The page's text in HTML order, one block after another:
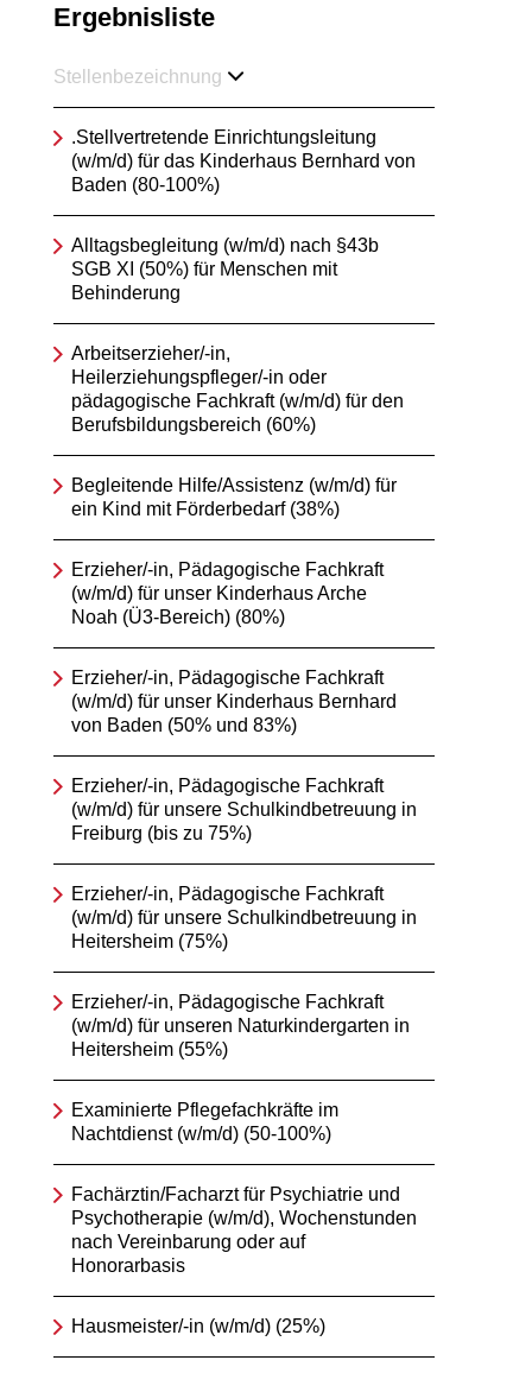
Ergebnisliste
Stellenbezeichnung
.Stellvertretende Einrichtungsleitung
(w/m/d) für das Kinderhaus Bernhard von
Baden (80-100%)
Alltagsbegleitung (w/m/d) nach §43b
SGB XI (50%) für Menschen mit
Behinderung
Arbeitserzieher/-in,
Heilerziehungspfleger/-in oder
pädagogische Fachkraft (w/m/d) für den
Berufsbildungsbereich (60%)
Begleitende Hilfe/Assistenz (w/m/d) für
ein Kind mit Förderbedarf (38%)
Erzieher/-in, Pädagogische Fachkraft
(w/m/d) für unser Kinderhaus Arche
Noah (Ü3-Bereich) (80%)
Erzieher/-in, Pädagogische Fachkraft
(w/m/d) für unser Kinderhaus Bernhard
von Baden (50% und 83%)
Erzieher/-in, Pädagogische Fachkraft
(w/m/d) für unsere Schulkindbetreuung in
Freiburg (bis zu 75%)
Erzieher/-in, Pädagogische Fachkraft
(w/m/d) für unsere Schulkindbetreuung in
Heitersheim (75%)
Erzieher/-in, Pädagogische Fachkraft
(w/m/d) für unseren Naturkindergarten in
Heitersheim (55%)
Examinierte Pflegefachkräfte im
Nachtdienst (w/m/d) (50-100%)
Fachärztin/Facharzt für Psychiatrie und
Psychotherapie (w/m/d), Wochenstunden
nach Vereinbarung oder auf
Honorarbasis
Hausmeister/-in (w/m/d) (25%)